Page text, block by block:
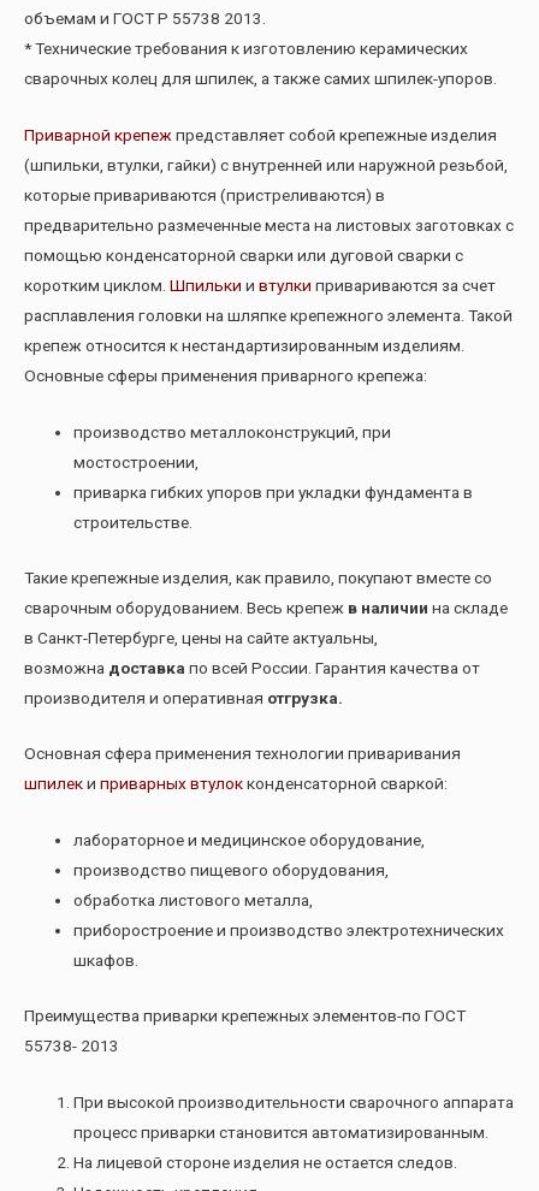
объемам и ГОСТ Р 55738 2013.
* Технические требования к изготовлению керамических
сварочных колец для шпилек, а также самих шпилек-упоров.
Приварной крепеж представляет собой крепежные изделия
(шпильки, втулки, гайки) с внутренней или наружной резьбой,
которые привариваются (пристреливаются) в
предварительно размеченные места на листовых заготовках с
помощью конденсаторной сварки или дуговой сварки с
коротким циклом. Шпильки и втулки привариваются за счет
расплавления головки на шляпке крепежного элемента. Такой
крепеж относится к нестандартизированным изделиям.
Основные сферы применения приварного крепежа:
производство металлоконструкций, при
мостостроении,
приварка гибких упоров при укладки фундамента в
строительстве.
Такие крепежные изделия, как правило, покупают вместе со
сварочным оборудованием. Весь крепеж в наличии на складе
в Санкт-Петербурге, цены на сайте актуальны,
возможна доставка по всей России. Гарантия качества от
производителя и оперативная отгрузка.
Основная сфера применения технологии приваривания
шпилеки приварных втулокконденсаторной сваркой:
лабораторное и медицинское оборудование,
производство пищевого оборудования,
обработка листового металла,
приборостроение и производство электротехнических
шкафов.
Преимущества приварки крепежных элементов-по ГОСТ
55738- 2013
При высокой производительности сварочного аппарата
процесс приварки становится автоматизированным.
На лицевой стороне изделия не остается следов.